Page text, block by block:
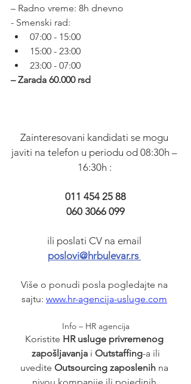
– Radno vreme: 8h dnevno
- Smenski rad:
07:00 - 15:00
15:00 - 23:00
23:00 - 07:00
– Zarada 60.000 rsd
Zainteresovani kandidati se mogu
javiti na telefon u periodu od 08:30h –
16:30h :
011 454 25 88
060 3066 099
ili poslati CV na email
poslovi@hrbulevar.rs
Više o ponudi posla pogledajte na
sajtu: www.hr-agencija-usluge.com
Info – HR agencija
Koristite HR usluge privremenog
zapošljavanja i Outstaffing-a ili
uvedite Outsourcing zaposlenih na